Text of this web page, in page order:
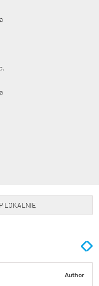
Cable
LOKALNIE
Author